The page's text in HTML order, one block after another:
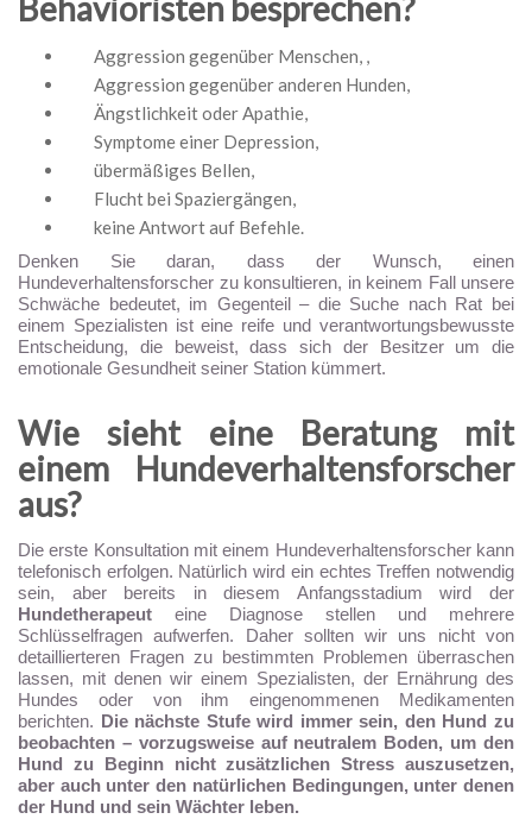
Behavioristen besprechen?
Aggression gegenüber Menschen, ,
Aggression gegenüber anderen Hunden,
Ängstlichkeit oder Apathie,
Symptome einer Depression,
übermäßiges Bellen,
Flucht bei Spaziergängen,
keine Antwort auf Befehle.
Denken Sie daran, dass der Wunsch, einen
Hundeverhaltensforscher zu konsultieren, in keinem Fall unsere
Schwäche bedeutet, im Gegenteil – die Suche nach Rat bei
einem Spezialisten ist eine reife und verantwortungsbewusste
Entscheidung, die beweist, dass sich der Besitzer um die
emotionale Gesundheit seiner Station kümmert.
Wie sieht eine Beratung mit
einem Hundeverhaltensforscher
aus?
Die erste Konsultation mit einem Hundeverhaltensforscher kann
telefonisch erfolgen. Natürlich wird ein echtes Treffen notwendig
sein, aber bereits in diesem Anfangsstadium wird der
Hundetherapeut eine Diagnose stellen und mehrere
Schlüsselfragen aufwerfen. Daher sollten wir uns nicht von
detaillierteren Fragen zu bestimmten Problemen überraschen
lassen, mit denen wir einem Spezialisten, der Ernährung des
Hundes oder von ihm eingenommenen Medikamenten
berichten. Die nächste Stufe wird immer sein, den Hund zu
beobachten – vorzugsweise auf neutralem Boden, um den
Hund zu Beginn nicht zusätzlichen Stress auszusetzen,
aber auch unter den natürlichen Bedingungen, unter denen
der Hund und sein Wächter leben.